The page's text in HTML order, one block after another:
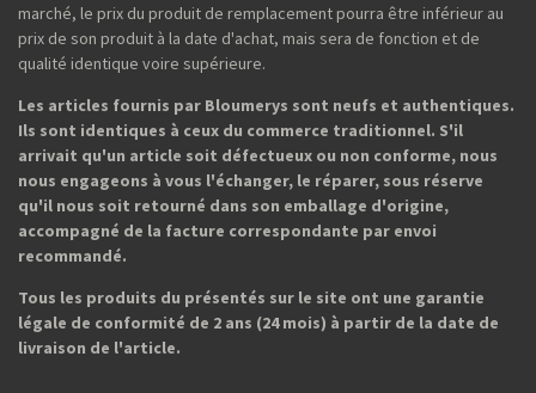
marché, le prix du produit de remplacement pourra être inférieur au
prix de son produit à la date d'achat, mais sera de fonction et de
qualité identique voire supérieure.
Les articles fournis par Bloumerys sont neufs et authentiques.
Ils sont identiques à ceux du commerce traditionnel. S'il
arrivait qu'un article soit défectueux ou non conforme, nous
nous engageons à vous l'échanger, le réparer, sous réserve
qu'il nous soit retourné dans son emballage d'origine,
accompagné de la facture correspondante par envoi
recommandé.
Tous les produits du présentés sur le site ont une garantie
légale de conformité de 2 ans (24 mois) à partir de la date de
livraison de l'article.